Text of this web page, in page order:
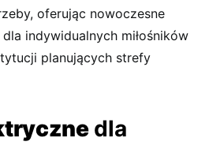
oferując nowoczesne
indywidualnych miłośników
planujących strefy
dla